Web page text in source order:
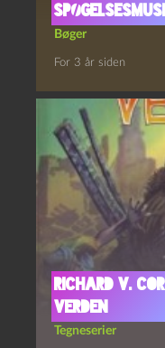
Bøger
For 3 år siden
Richard V.
Verden
Tegneserier